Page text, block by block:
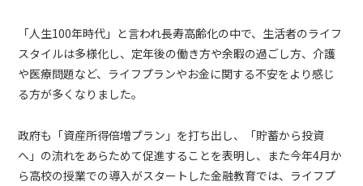
「人生100年時代」と言われ長寿高齢化の中で、生活者のライフ
スタイルは多様化し、定年後の働き方や余暇の過ごし方、介護
や医療問題など、ライフプランやお金に関する不安をより感じ
る方が多くなりました。
政府も「資産所得倍増プラン」を打ち出し、「貯蓄から投資
へ」の流れをあらためて促進することを表明し、また今年4月か
ら高校の授業での導入がスタートした金融教育では、ライフプ